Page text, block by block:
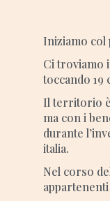
Iniziamo
Ci troviamo
toccando 19
Il territorio è
ma con i
durante
italia.
Nel corso